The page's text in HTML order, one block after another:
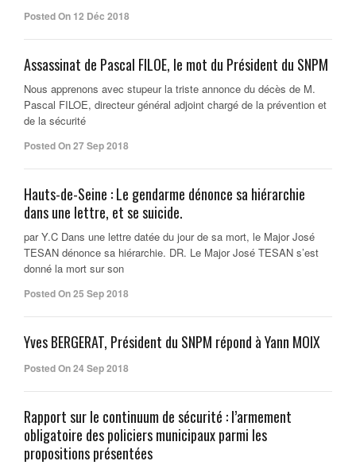
Posted On 12 Déc 2018
Assassinat de Pascal FILOE, le mot du Président du SNPM
Nous apprenons avec stupeur la triste annonce du décès de M.
Pascal FILOE, directeur général adjoint chargé de la prévention et
de la sécurité
Posted On 27 Sep 2018
Hauts-de-Seine : Le gendarme dénonce sa hiérarchie
dans une lettre, et se suicide.
par Y.C Dans une lettre datée du jour de sa mort, le Major José
TESAN dénonce sa hiérarchie. DR. Le Major José TESAN s’est
donné la mort sur son
Posted On 25 Sep 2018
Yves BERGERAT, Président du SNPM répond à Yann MOIX
Posted On 24 Sep 2018
Rapport sur le continuum de sécurité : l’armement
obligatoire des policiers municipaux parmi les
propositions présentées